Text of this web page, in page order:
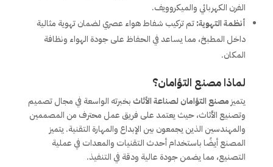
الفرن الكهربائي والميكروويف.
أنظمة التهوية:تم تركيب شفاط هواء عصري لضمان تهوية مثالية
داخل المطبخ، مما يساعد في الحفاظ على جودة الهواء ونظافة
المكان.
لماذا مصنع التؤامان؟
يتميز مصنع التؤامان لصناعة الأثاثبخبرته الواسعة في مجال تصميم
وتصنيع الأثاث، حيث يعتمد على فريق عمل محترف من المصممين
والمهندسين الذين يجمعون بين الإبداع والمهارة التقنية. يتميز
المصنع أيضًا باستخدام أحدث التقنيات والمعدات في عملية
التصنيع، مما يضمن جودة عالية ودقة في التنفيذ.